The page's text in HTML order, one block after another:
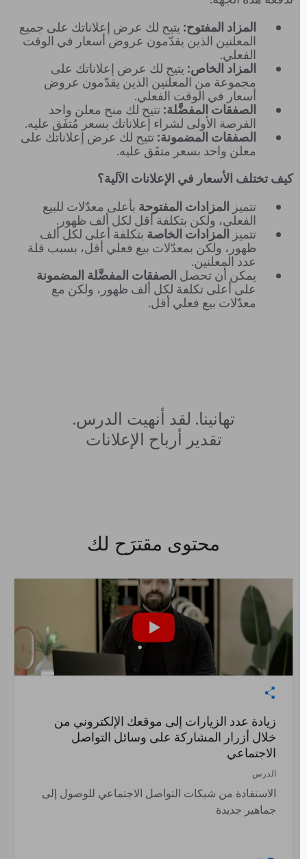
المزاد المفتوح:يتيح لك عرض إعلاناتك على جميع
المعلنين الذين يقدّمون عروض أسعار في الوقت
الفعلي.
المزاد الخاص:يتيح لك عرض إعلاناتك على
مجموعة من المعلنين الذين يقدّمون عروض
أسعار في الوقت الفعلي.
الصفقات المفضَّلة:تتيح لك منح معلن واحد
الفرصة الأولى لشراء إعلاناتك بسعر مُتفَق عليه.
الصفقات المضمونة:تتيح لك عرض إعلاناتك على
معلن واحد بسعر متفَق عليه.
كيف تختلف الأسعار في الإعلانات الآلية؟
تتميزالمزادات المفتوحةبأعلى معدّلات للبيع
الفعلي، ولكن بتكلفة أقل لكل ألف ظهور.
تتميزالمزادات الخاصةبتكلفة أعلى لكل ألف
ظهور، ولكن بمعدّلات بيع فعلي أقل، بسبب قلة
عدد المعلنين.
يمكن أن تحصلالصفقات المفضَّلة المضمونة
على أعلى تكلفة لكل ألف ظهور، ولكن مع
معدّلات بيع فعلي أقل.
تهانينا. لقد أنهيت الدرس.
تقدير أرباح الإعلانات
محتوى مقترَح لك
زيادة عدد الزيارات إلى موقعك الإلكتروني من
خلال أزرار المشاركة على وسائل التواصل
الاجتماعي
الدرس
الاستفادة من شبكات التواصل الاجتماعي للوصول إلى
جماهير جديدة